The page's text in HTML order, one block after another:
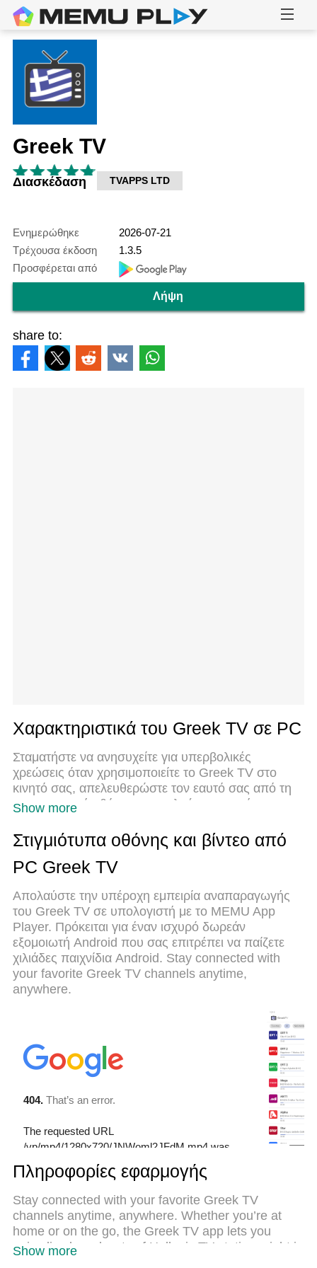
Greek TV
Διασκέδαση TVAPPS LTD
Ενημερώθηκε
2026-07-21
Τρέχουσα έκδοση
1.3.5
Προσφέρεται από
Λήψη
share to:
Χαρακτηριστικά του Greek TV σε PC
Σταματήστε να ανησυχείτε για υπερβολικές
χρεώσεις όταν χρησιμοποιείτε το Greek TV στο
κινητό σας, απελευθερώστε τον εαυτό σας από τη
μικροσκοπική οθόνη και απολαύστε τη χρήση της
τώρα και στο εξής, αποκτήστε εμπειρία πλήρους
οθόνης της εφαρμογής σας με πληκτρολόγιο και
ποντίκι. Το MEmu σας προσφέρει όλες τις
εγκατάσταση και εύκολη εγκατάσταση, διαισθητικά
χειριστήρια, όχι περισσότερους περιορισμούς
μπαταρίας, δεδομένα κινητής τηλεφωνίας και
ενοχλητικές κλήσεις. Το ολοκαίνουργιο MEmu 9
είναι η καλύτερη επιλογή για χρήση του Greek TV
στον υπολογιστή σας. Κωδικοποιημένο με την
απορρόφηση μας, ο διαχειριστής πολλαπλών
περισσότερων λογαριασμών ταυτόχρονα. Και το πιο
σημαντικό, ο αποκλειστικός κινητήρας εξομοίωσης
μπορεί να απελευθερώσει όλες τις δυνατότητες του
υπολογιστή σας, να κάνει τα πάντα ομαλά και
Show more
Στιγμιότυπα οθόνης και βίντεο από
PC Greek TV
Απολαύστε την υπέροχη εμπειρία αναπαραγωγής
του Greek TV σε υπολογιστή με το MEMU App
Player. Πρόκειται για έναν ισχυρό δωρεάν
εξομοιωτή Android που σας επιτρέπει να παίζετε
χιλιάδες παιχνίδια Android. Stay connected with
your favorite Greek TV channels anytime,
anywhere.
Πληροφορίες εφαρμογής
Stay connected with your favorite Greek TV
channels anytime, anywhere. Whether you’re at
home or on the go, the Greek TV app lets you
enjoy live broadcasts of Hellenic TV stations right in
Show more